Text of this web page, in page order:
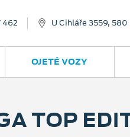
462 U Cihláře 3559,
OJETÉ VOZY
TOP